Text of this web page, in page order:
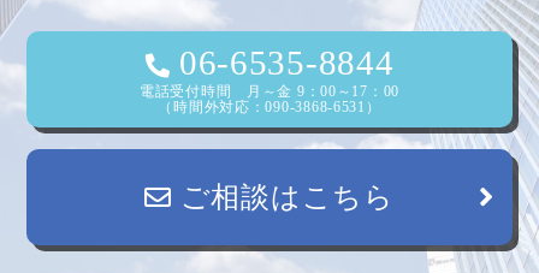
06-6535-8844
電話受付時間 月～金 9：00～17：00
（時間外対応：090-3868-6531）
ご相談はこちら